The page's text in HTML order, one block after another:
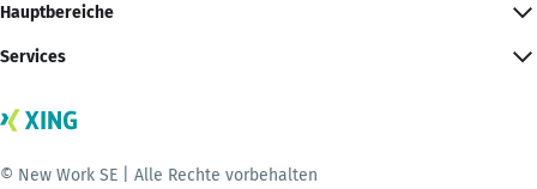
Hauptbereiche
Services
© New Work SE | Alle Rechte vorbehalten